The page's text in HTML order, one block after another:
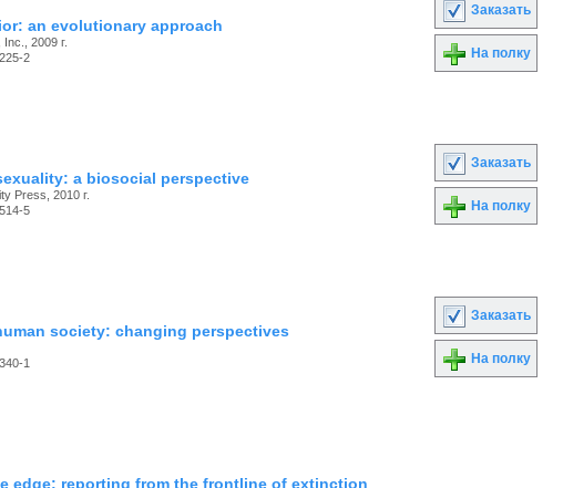
an evolutionary approach
2009 г.
2
Заказать
На полку
a biosocial perspective
Press, 2010 г.
5
Заказать
На полку
society: changing perspectives
1
Заказать
На полку
edge: reporting from the frontline of extinction